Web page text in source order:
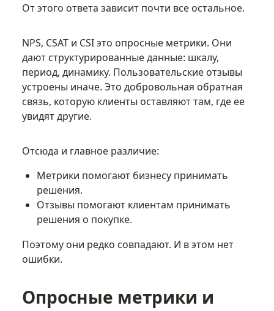
От этого ответа зависит почти все остальное.
NPS, CSAT и CSI это опросные метрики. Они
дают структурированные данные: шкалу,
период, динамику. Пользовательские отзывы
устроены иначе. Это добровольная обратная
связь, которую клиенты оставляют там, где ее
увидят другие.
Отсюда и главное различие:
Метрики помогают бизнесу принимать
решения.
Отзывы помогают клиентам принимать
решения о покупке.
Поэтому они редко совпадают. И в этом нет
ошибки.
Опросные метрики и